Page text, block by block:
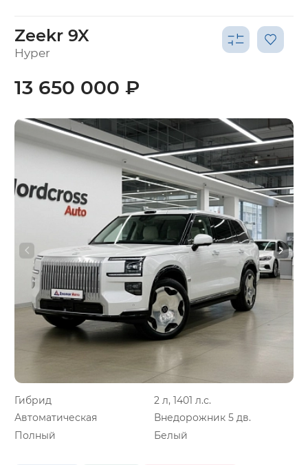
Zeekr 9X
Hyper
Гибрид
2 л, 1401 л.с.
Автоматическая
Внедорожник 5 дв.
Полный
Белый
13 650 000 ₽